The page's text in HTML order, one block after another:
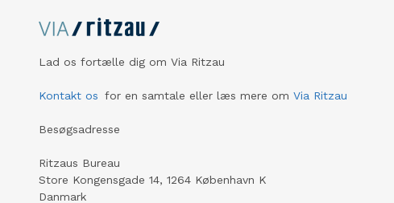
Lad os fortælle dig om Via Ritzau
Kontakt os for en samtale eller læs mere om Via Ritzau
Besøgsadresse
Ritzaus Bureau
Store Kongensgade 14, 1264 København K
Danmark